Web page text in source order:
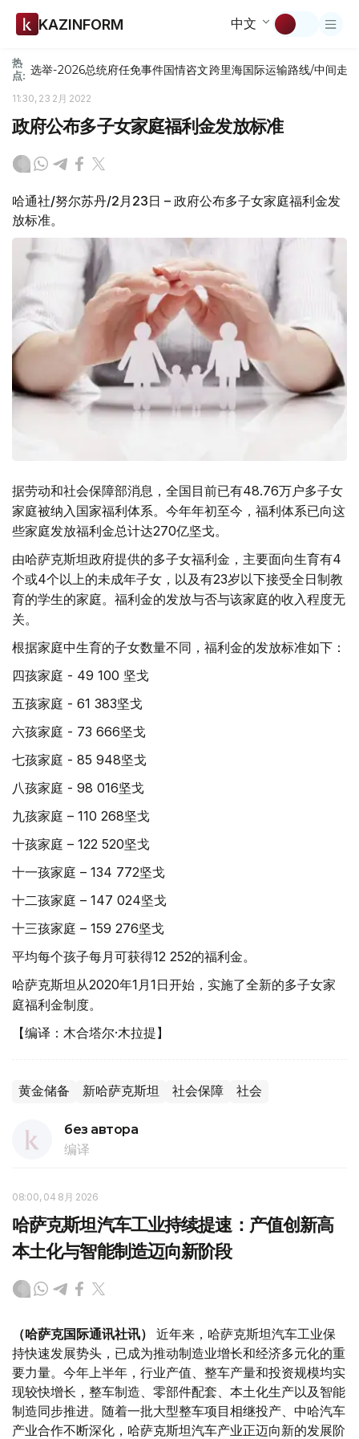
KAZINFORM 中文
热
点: 选举-2026总统府任免事件国情咨文跨里海国际运输路线/中间走廊
11:30, 23 2月 2022
政府公布多子女家庭福利金发放标准
哈通社/努尔苏丹/2月23日 – 政府公布多子女家庭福利金发
放标准。
据劳动和社会保障部消息，全国目前已有48.76万户多子女
家庭被纳入国家福利体系。今年年初至今，福利体系已向这
些家庭发放福利金总计达270亿坚戈。
由哈萨克斯坦政府提供的多子女福利金，主要面向生育有4
个或4个以上的未成年子女，以及有23岁以下接受全日制教
育的学生的家庭。福利金的发放与否与该家庭的收入程度无
关。
根据家庭中生育的子女数量不同，福利金的发放标准如下：
四孩家庭 - 49 100 坚戈
五孩家庭 - 61 383坚戈
六孩家庭 - 73 666坚戈
七孩家庭 - 85 948坚戈
八孩家庭 - 98 016坚戈
九孩家庭 – 110 268坚戈
十孩家庭 – 122 520坚戈
十一孩家庭 – 134 772坚戈
十二孩家庭 – 147 024坚戈
十三孩家庭 – 159 276坚戈
平均每个孩子每月可获得12 252的福利金。
哈萨克斯坦从2020年1月1日开始，实施了全新的多子女家
庭福利金制度。
【编译：木合塔尔·木拉提】
黄金储备 新哈萨克斯坦 社会保障 社会
без автора
编译
08:00, 04 8月 2026
哈萨克斯坦汽车工业持续提速：产值创新高
本土化与智能制造迈向新阶段
（哈萨克国际通讯社讯）
近年来，哈萨克斯坦汽车工业保
持快速发展势头，已成为推动制造业增长和经济多元化的重
要力量。今年上半年，行业产值、整车产量和投资规模均实
现较快增长，整车制造、零部件配套、本土化生产以及智能
制造同步推进。随着一批大型整车项目相继投产、中哈汽车
产业合作不断深化，哈萨克斯坦汽车产业正迈向新的发展阶